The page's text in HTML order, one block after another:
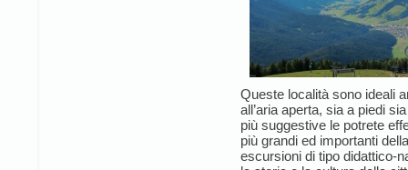
Queste località sono ideali
all’aria aperta, sia a piedi
più suggestive le potrete
più grandi ed importanti
escursioni di tipo didattico-